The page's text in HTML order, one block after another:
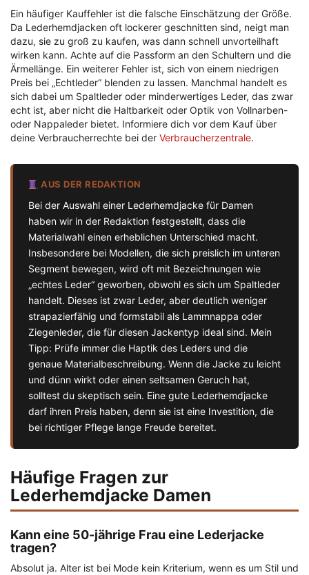
Ein häufiger Kauffehler ist die falsche Einschätzung der Größe.
Da Lederhemdjacken oft lockerer geschnitten sind, neigt man
dazu, sie zu groß zu kaufen, was dann schnell unvorteilhaft
wirken kann. Achte auf die Passform an den Schultern und die
Ärmellänge. Ein weiterer Fehler ist, sich von einem niedrigen
Preis bei „Echtleder“ blenden zu lassen. Manchmal handelt es
sich dabei um Spaltleder oder minderwertiges Leder, das zwar
echt ist, aber nicht die Haltbarkeit oder Optik von Vollnarben-
oder Nappaleder bietet. Informiere dich vor dem Kauf über
deine Verbraucherrechte bei der Verbraucherzentrale.
AUS DER REDAKTION
Bei der Auswahl einer Lederhemdjacke für Damen
haben wir in der Redaktion festgestellt, dass die
Materialwahl einen erheblichen Unterschied macht.
Insbesondere bei Modellen, die sich preislich im unteren
Segment bewegen, wird oft mit Bezeichnungen wie
„echtes Leder“ geworben, obwohl es sich um Spaltleder
handelt. Dieses ist zwar Leder, aber deutlich weniger
strapazierfähig und formstabil als Lammnappa oder
Ziegenleder, die für diesen Jackentyp ideal sind. Mein
Tipp: Prüfe immer die Haptik des Leders und die
genaue Materialbeschreibung. Wenn die Jacke zu leicht
und dünn wirkt oder einen seltsamen Geruch hat,
solltest du skeptisch sein. Eine gute Lederhemdjacke
darf ihren Preis haben, denn sie ist eine Investition, die
bei richtiger Pflege lange Freude bereitet.
Häufige Fragen zur
Lederhemdjacke Damen
Kann eine 50-jährige Frau eine Lederjacke
tragen?
Absolut ja. Alter ist bei Mode kein Kriterium, wenn es um Stil und